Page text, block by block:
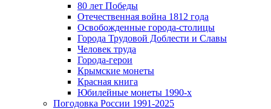
80 лет Победы
Отечественная война 1812 года
Освобожденные города-столицы
Города Трудовой Доблести и Славы
Человек труда
Города-герои
Крымские монеты
Красная книга
Юбилейные монеты 1990-х
Погодовка России 1991-2025